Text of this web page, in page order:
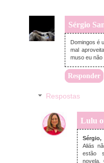
Sérgio
Domingos é
mal
muso eu não
Responder
Respostas
Lulu
Sérgio,
Aliás
estão
novela.